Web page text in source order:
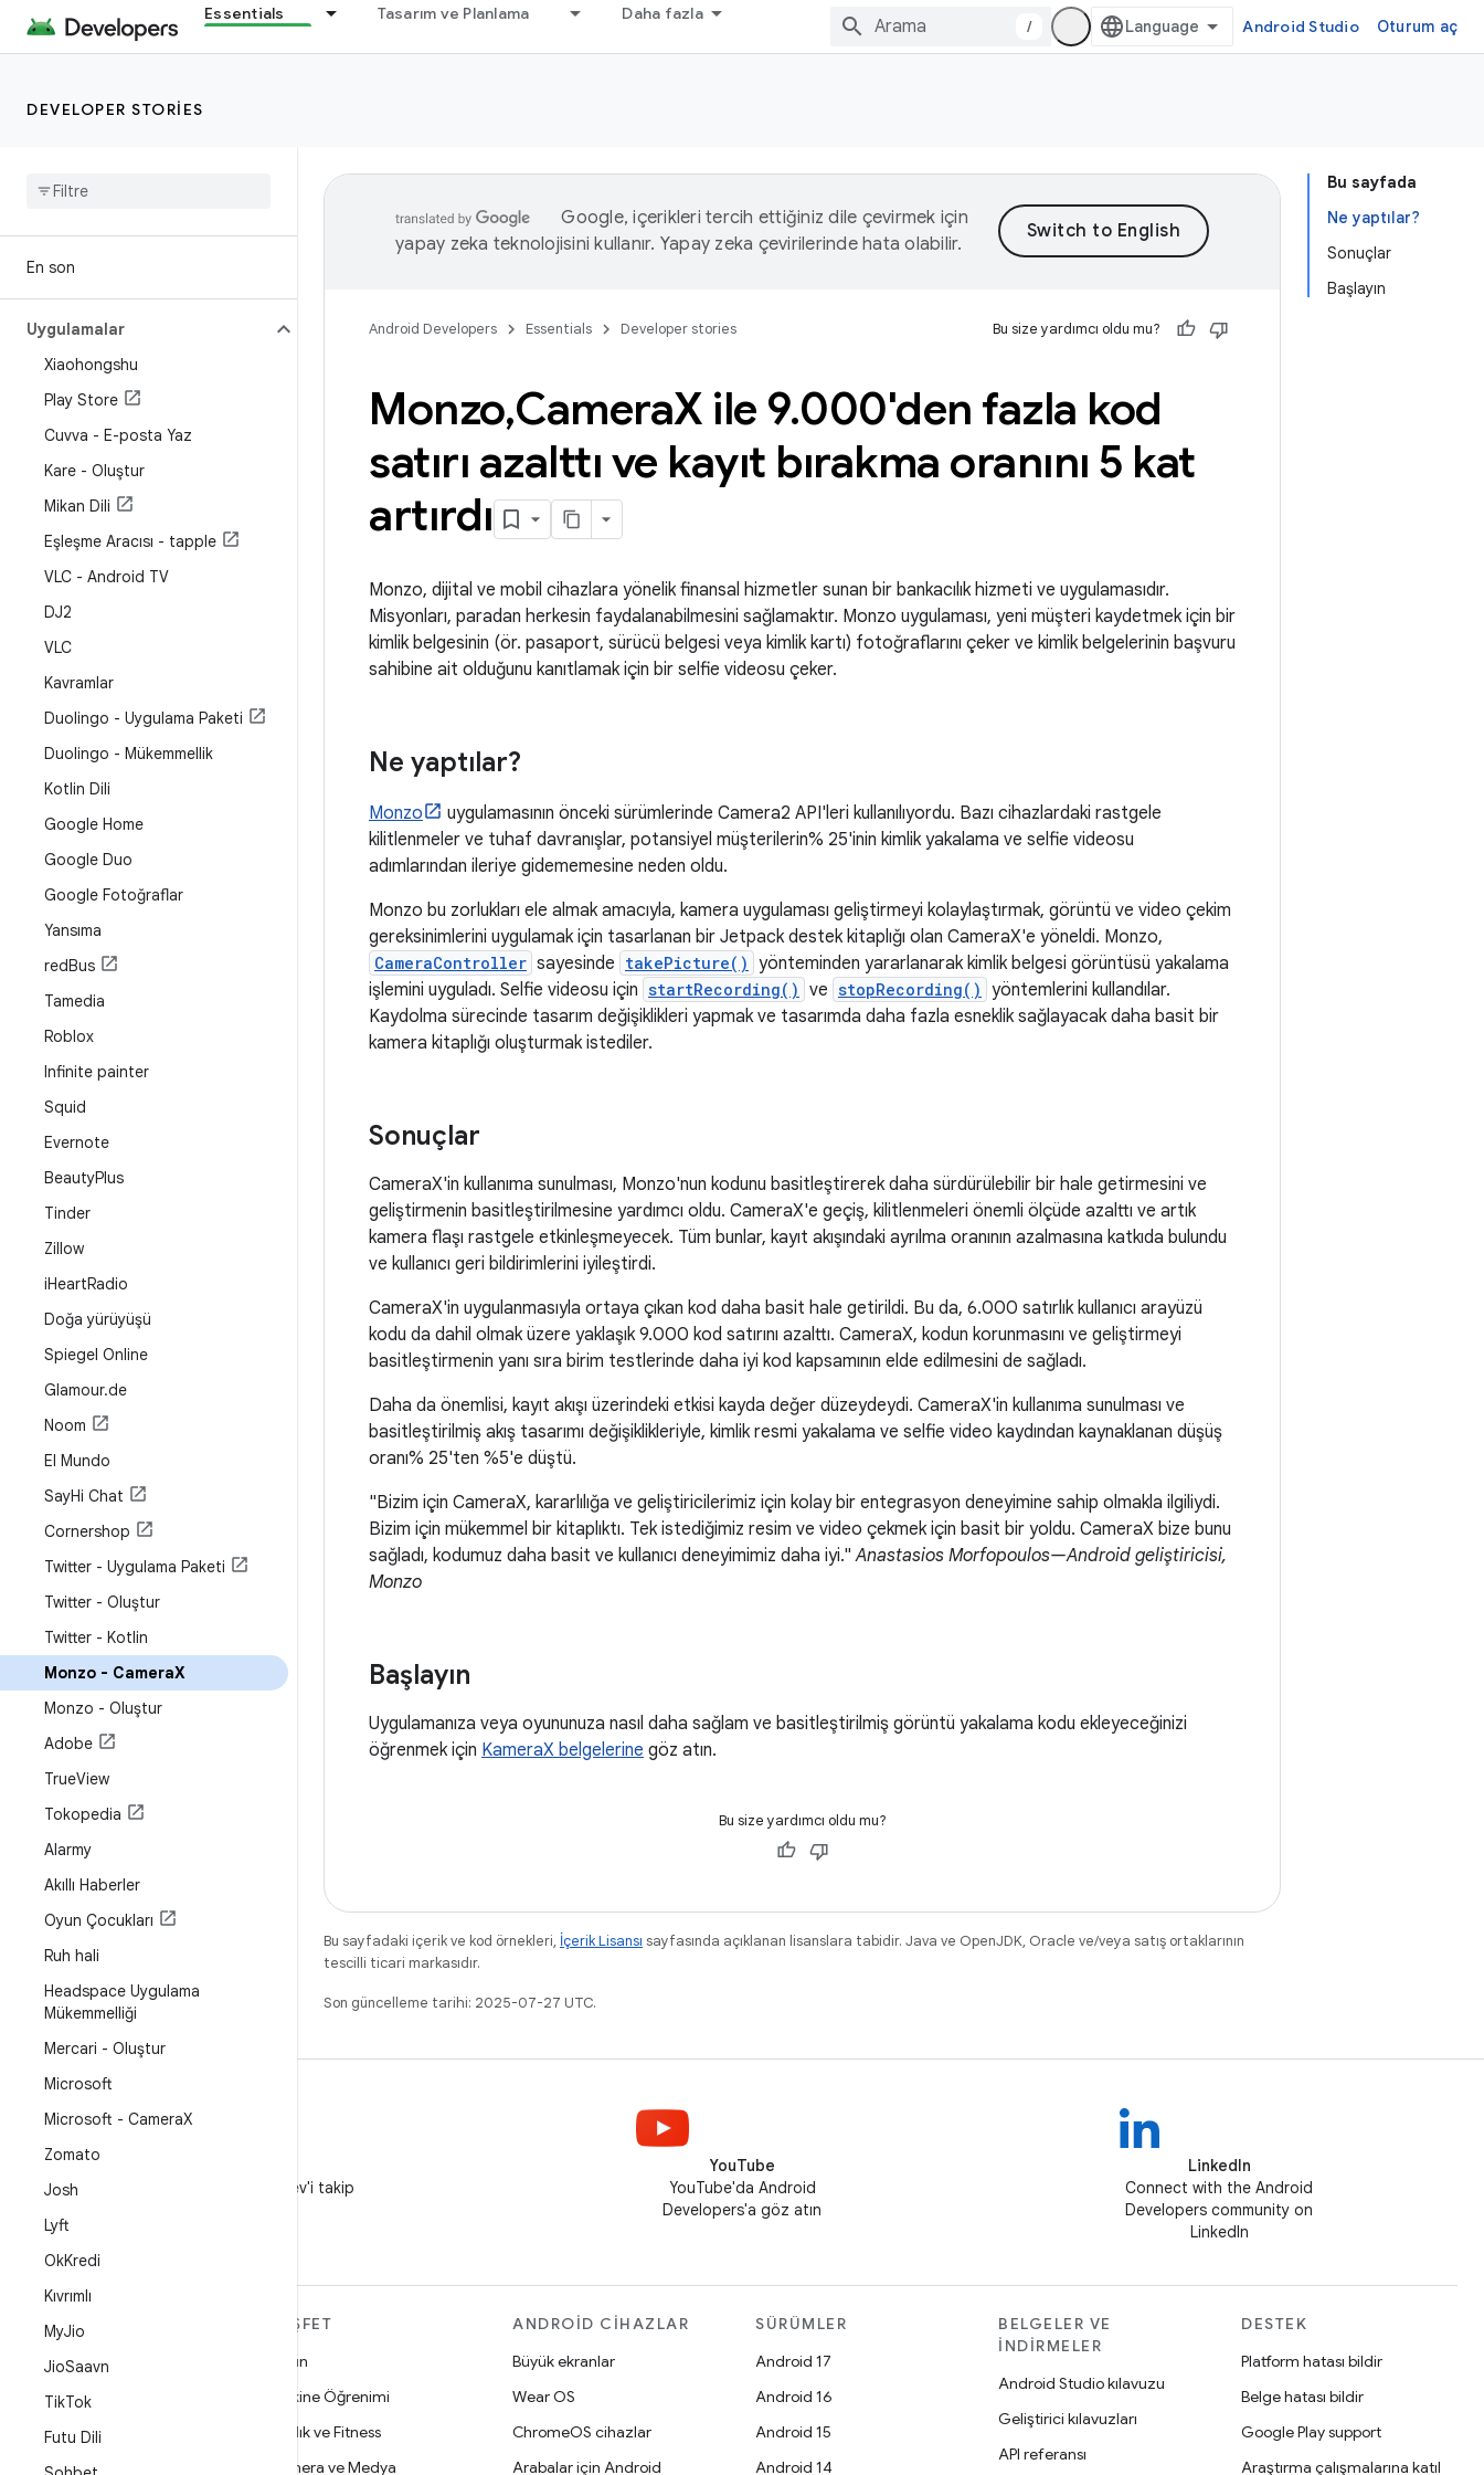
Essentials Tasarım ve Planlama Daha fazla
/ Android Studio Oturum aç
DEVELOPER STORIES
En son
Uygulamalar
Xiaohongshu
Play Store
Cuvva - E-posta Yaz
Kare - Oluştur
Mikan Dili
Eşleşme Aracısı - tapple
VLC - Android TV
DJ2
VLC
Kavramlar
Duolingo - Uygulama Paketi
Duolingo - Mükemmellik
Kotlin Dili
Google Home
Google Duo
Google Fotoğraflar
Yansıma
redBus
Tamedia
Roblox
Infinite painter
Squid
Evernote
BeautyPlus
Tinder
Zillow
iHeartRadio
Doğa yürüyüşü
Spiegel Online
Glamour.de
Noom
El Mundo
SayHi Chat
Cornershop
Twitter - Uygulama Paketi
Twitter - Oluştur
Twitter - Kotlin
Monzo - CameraX
Monzo - Oluştur
Adobe
TrueView
Tokopedia
Alarmy
Akıllı Haberler
Oyun Çocukları
Ruh hali
Headspace Uygulama
Mükemmelliği
Mercari - Oluştur
Microsoft
Microsoft - CameraX
Zomato
Josh
Lyft
OkKredi
Kıvrımlı
MyJio
JioSaavn
TikTok
Futu Dili
Bu sayfada
Ne yaptılar?
Sonuçlar
Başlayın
Google, içerikleri tercih ettiğiniz dile çevirmek için
yapay zeka teknolojisini kullanır. Yapay zeka çevirilerinde hata olabilir.
Android Developers Essentials Developer stories Bu size yardımcı oldu mu?
Monzo,CameraX ile 9.000'den fazla kod
satırı azalttı ve kayıt bırakma oranını 5 kat
artırdı
Monzo, dijital ve mobil cihazlara yönelik finansal hizmetler sunan bir bankacılık hizmeti ve uygulamasıdır.
Misyonları, paradan herkesin faydalanabilmesini sağlamaktır. Monzo uygulaması, yeni müşteri kaydetmek için bir
kimlik belgesinin (ör. pasaport, sürücü belgesi veya kimlik kartı) fotoğraflarını çeker ve kimlik belgelerinin başvuru
sahibine ait olduğunu kanıtlamak için bir selfie videosu çeker.
Ne yaptılar?
Monzo
uygulamasının önceki sürümlerinde Camera2 API'leri kullanılıyordu. Bazı cihazlardaki rastgele
kilitlenmeler ve tuhaf davranışlar, potansiyel müşterilerin% 25'inin kimlik yakalama ve selfie videosu
adımlarından ileriye gidememesine neden oldu.
Monzo bu zorlukları ele almak amacıyla, kamera uygulaması geliştirmeyi kolaylaştırmak, görüntü ve video çekim
gereksinimlerini uygulamak için tasarlanan bir Jetpack destek kitaplığı olan CameraX'e yöneldi. Monzo,
CameraController sayesinde takePicture() yönteminden yararlanarak kimlik belgesi görüntüsü yakalama
işlemini uyguladı. Selfie videosu için startRecording() ve stopRecording() yöntemlerini kullandılar.
Kaydolma sürecinde tasarım değişiklikleri yapmak ve tasarımda daha fazla esneklik sağlayacak daha basit bir
kamera kitaplığı oluşturmak istediler.
Sonuçlar
CameraX'in kullanıma sunulması, Monzo'nun kodunu basitleştirerek daha sürdürülebilir bir hale getirmesini ve
geliştirmenin basitleştirilmesine yardımcı oldu. CameraX'e geçiş, kilitlenmeleri önemli ölçüde azalttı ve artık
kamera flaşı rastgele etkinleşmeyecek. Tüm bunlar, kayıt akışındaki ayrılma oranının azalmasına katkıda bulundu
ve kullanıcı geri bildirimlerini iyileştirdi.
CameraX'in uygulanmasıyla ortaya çıkan kod daha basit hale getirildi. Bu da, 6.000 satırlık kullanıcı arayüzü
kodu da dahil olmak üzere yaklaşık 9.000 kod satırını azalttı. CameraX, kodun korunmasını ve geliştirmeyi
basitleştirmenin yanı sıra birim testlerinde daha iyi kod kapsamının elde edilmesini de sağladı.
Daha da önemlisi, kayıt akışı üzerindeki etkisi kayda değer düzeydeydi. CameraX'in kullanıma sunulması ve
basitleştirilmiş akış tasarımı değişiklikleriyle, kimlik resmi yakalama ve selfie video kaydından kaynaklanan düşüş
oranı% 25'ten %5'e düştü.
"Bizim için CameraX, kararlılığa ve geliştiricilerimiz için kolay bir entegrasyon deneyimine sahip olmakla ilgiliydi.
Bizim için mükemmel bir kitaplıktı. Tek istediğimiz resim ve video çekmek için basit bir yoldu. CameraX bize bunu
sağladı, kodumuz daha basit ve kullanıcı deneyimimiz daha iyi."Anastasios Morfopoulos—Android geliştiricisi,
Monzo
Başlayın
Uygulamanıza veya oyununuza nasıl daha sağlam ve basitleştirilmiş görüntü yakalama kodu ekleyeceğinizi
öğrenmek için KameraX belgelerine göz atın.
Bu size yardımcı oldu mu?
Bu sayfadaki içerik ve kod örnekleri, İçerik Lisansı sayfasında açıklanan lisanslara tabidir. Java ve OpenJDK, Oracle ve/veya satış ortaklarının
tescilli ticari markasıdır.
Son güncelleme tarihi: 2025-07-27 UTC.
X'te @AndroidDev'i takip
YouTube
YouTube'da Android
Developers'a göz atın
LinkedIn
Connect with the Android
Developers community on
LinkedIn
ANDROID HAKKINDA
DAHA FAZLA
KEŞFET
Oyun
Makine Öğrenimi
Sağlık ve Fitness
Kamera ve Medya
ANDROID CIHAZLAR
Büyük ekranlar
Wear OS
ChromeOS cihazlar
Arabalar için Android
SÜRÜMLER
Android 17
Android 16
Android 15
Android 14
BELGELER VE
İNDIRMELER
Android Studio kılavuzu
Geliştirici kılavuzları
API referansı
DESTEK
Platform hatası bildir
Belge hatası bildir
Google Play support
Araştırma çalışmalarına katıl